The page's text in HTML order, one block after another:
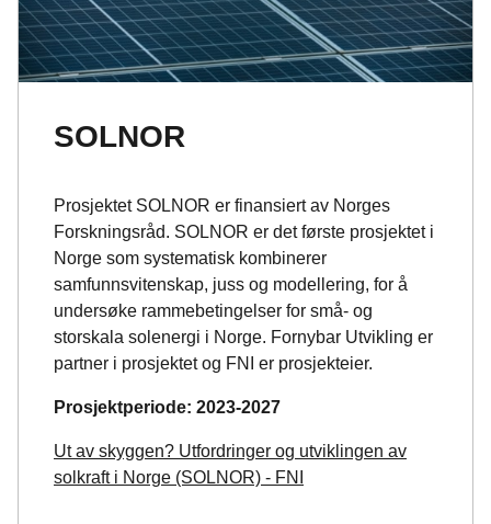
SOLNOR
Prosjektet SOLNOR er finansiert av Norges
Forskningsråd. SOLNOR er det første prosjektet i
Norge som systematisk kombinerer
samfunnsvitenskap, juss og modellering, for å
undersøke rammebetingelser for små- og
storskala solenergi i Norge. Fornybar Utvikling er
partner i prosjektet og FNI er prosjekteier.
Prosjektperiode: 2023-2027
Ut av skyggen? Utfordringer og utviklingen av
solkraft i Norge (SOLNOR) - FNI